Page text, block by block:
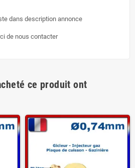
dans description annonce
de nous contacter
ce produit ont